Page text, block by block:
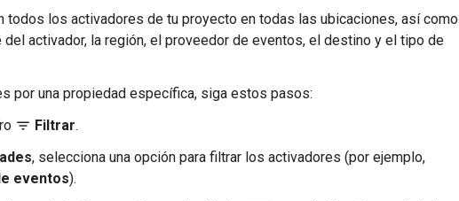
todos los activadores de tu proyecto en todas las ubicaciones, así como
activador, la región, el proveedor de eventos, el destino y el tipo de
por una propiedad específica, siga estos pasos:
filter_list Filtrar.
, selecciona una opción para filtrar los activadores (por ejemplo,
eventos).